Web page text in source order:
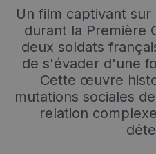
Visites guidées
Événements à venir
Un film captivant
durant la Première
deux soldats
de s'évader d'une
Cette œuvre
mutations sociales
relation